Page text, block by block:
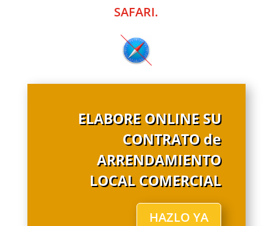
SAFARI.
ELABORE ONLINE SU
CONTRATO de
ARRENDAMIENTO
LOCAL COMERCIAL
HAZLO YA